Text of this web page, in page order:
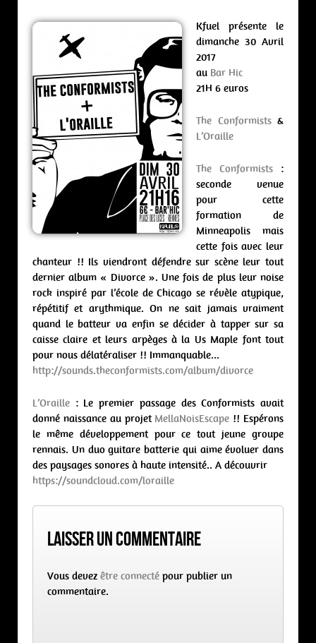
Kfuel présente le
dimanche 30 Avril
2017
au Bar Hic
21H 6 euros
The Conformists&
L’Oraille
The Conformists :
seconde venue
pour cette
formation de
Minneapolis mais
cette fois avec leur
chanteur !! Ils viendront défendre sur scène leur tout
dernier album « Divorce ». Une fois de plus leur noise
rock inspiré par l’école de Chicago se révèle atypique,
répétitif et arythmique. On ne sait jamais vraiment
quand le batteur va enfin se décider à tapper sur sa
caisse claire et leurs arpèges à la Us Maple font tout
pour nous délatéraliser !! Immanquable…
http://sounds.theconformists.com/album/divorce
L’Oraille : Le premier passage des Conformists avait
donné naissance au projet MellaNoisEscape !! Espérons
le même développement pour ce tout jeune groupe
rennais. Un duo guitare batterie qui aime évoluer dans
des paysages sonores à haute intensité.. A découvrir
https://soundcloud.com/loraille
Laisser un commentaire
Vous devez être connecté pour publier un
commentaire.